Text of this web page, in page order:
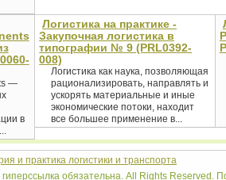
—
в
Логистика на практике -
Закупочная логистика в
типографии № 9 (PRL0392-
008)
Логистика как наука, позволяющая
рационализировать, направлять и
ускорять материальные и иные
экономические потоки, находит
все большее применение в...
и практика логистики и транспорта
обязательна. All Rights Reserved.